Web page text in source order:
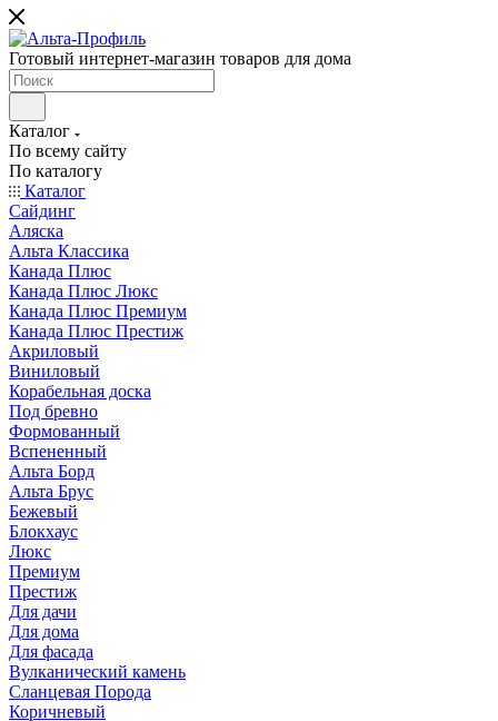
Готовый интернет-магазин товаров для дома
Каталог
По всему сайту
По каталогу
Каталог
Сайдинг
Аляска
Альта Классика
Канада Плюс
Канада Плюс Люкс
Канада Плюс Премиум
Канада Плюс Престиж
Акриловый
Виниловый
Корабельная доска
Под бревно
Формованный
Вспененный
Альта Борд
Альта Брус
Бежевый
Блокхаус
Люкс
Премиум
Престиж
Для дачи
Для дома
Для фасада
Вулканический камень
Сланцевая Порода
Коричневый